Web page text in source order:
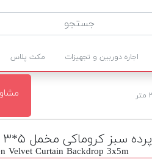
اجاره دوربین و تجهیزات مکث پلاس
پرده سبز کروماکی مخمل ۵*۳ متر
Velvet Curtain Backdrop 3x5m